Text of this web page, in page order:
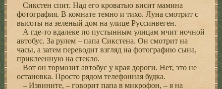
Сикстен спит. Над его кроватью висит мамина
фотография. В комнате темно и тихо. Луна смотрит с
высоты на зеленый дом на улице Руссинвеген.
А где-то вдалеке по пустынным улицам мчит ночной
автобус. За рулем – папа Сикстена. Он смотрит на
часы, а затем переводит взгляд на фотографию сына,
приклеенную на стекло.
Вот он тормозит автобус у края дороги. Нет, это не
остановка. Просто рядом телефонная будка.
– Извините, – говорит папа в микрофон, – я на